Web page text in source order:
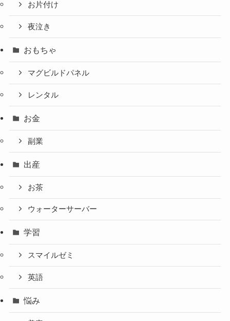
お片付け
夜泣き
おもちゃ
マグビルドパネル
レンタル
お金
副業
出産
お茶
ウォーターサーバー
学習
スマイルゼミ
英語
悩み